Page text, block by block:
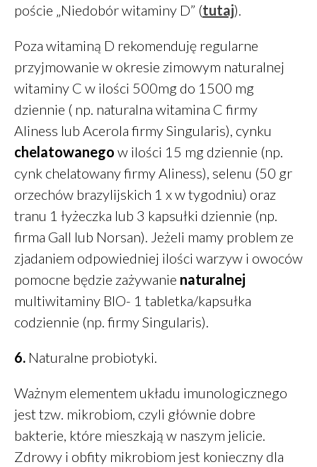
poście „Niedobór witaminy D” (tutaj).
Poza witaminą D rekomenduję regularne
przyjmowanie w okresie zimowym naturalnej
witaminy C w ilości 500mg do 1500 mg
dziennie ( np. naturalna witamina C firmy
Aliness lub Acerola firmy Singularis), cynku
chelatowanego w ilości 15 mg dziennie (np.
cynk chelatowany firmy Aliness), selenu (50 gr
orzechów brazylijskich 1 x w tygodniu) oraz
tranu 1 łyżeczka lub 3 kapsułki dziennie (np.
firma Gall lub Norsan). Jeżeli mamy problem ze
zjadaniem odpowiedniej ilości warzyw i owoców
pomocne będzie zażywanie naturalnej
multiwitaminy BIO- 1 tabletka/kapsułka
codziennie (np. firmy Singularis).
6. Naturalne probiotyki.
Ważnym elementem układu imunologicznego
jest tzw. mikrobiom, czyli głównie dobre
bakterie, które mieszkają w naszym jelicie.
Zdrowy i obfity mikrobiom jest konieczny dla